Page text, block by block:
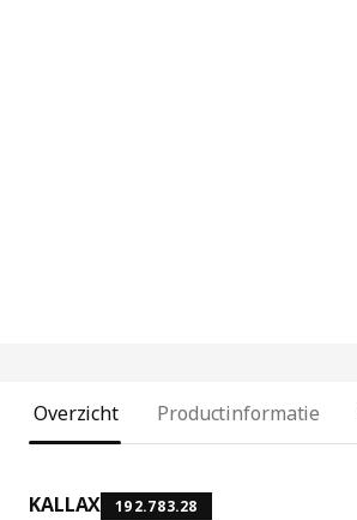
Overzicht Productinformatie
KALLAX 192.783.28